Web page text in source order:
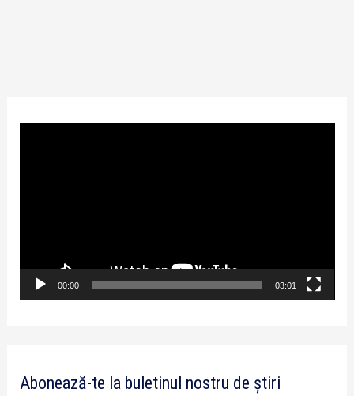
o
00:00 03:01
Abonează-te la buletinul nostru de știri